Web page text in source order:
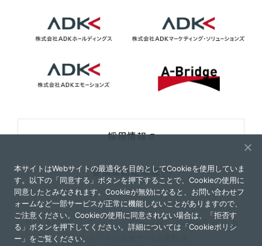
採用情報
警備業認定標識
サイト運営方針 プライバシーポリシー
Cookieポリシー
インターネット広告サービス規約
本サイトはWebサイトの最適化を目的としてCookieを使用していま
す。以下の「同意する」ボタンを押下することで、Cookieの使用に
同意したとみなされます。Cookieが無効になると、お問い合わせフ
ォームなど一部サービスが正常に機能しないことがありますので、
ご注意ください。Cookieの使用に同意されない場合は、「拒否す
る」ボタンを押下してください。詳細については「Cookieポリシ
ー 」をご覧ください。